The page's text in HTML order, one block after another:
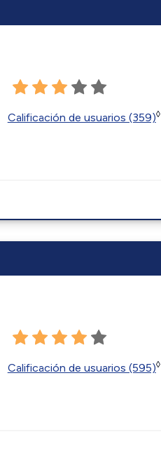
Calificación de usuarios (359)◊
Calificación de usuarios (595)◊